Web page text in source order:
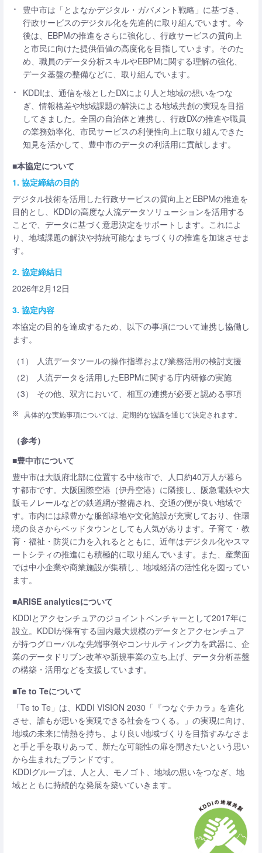
豊中市は「とよなかデジタル・ガバメント戦略」に基づき、
行政サービスのデジタル化を先進的に取り組んでいます。今
後は、EBPMの推進をさらに強化し、行政サービスの質向上
と市民に向けた提供価値の高度化を目指しています。そのた
め、職員のデータ分析スキルやEBPMに関する理解の強化、
データ基盤の整備などに、取り組んでいます。
KDDIは、通信を核としたDXにより人と地域の想いをつな
ぎ、情報格差や地域課題の解決による地域共創の実現を目指
してきました。全国の自治体と連携し、行政DXの推進や職員
の業務効率化、市民サービスの利便性向上に取り組んできた
知見を活かして、豊中市のデータの利活用に貢献します。
■本協定について
1. 協定締結の目的
デジタル技術を活用した行政サービスの質向上とEBPMの推進を
目的とし、KDDIの高度な人流データソリューションを活用する
ことで、データに基づく意思決定をサポートします。これによ
り、地域課題の解決や持続可能なまちづくりの推進を加速させま
す。
2. 協定締結日
2026年2月12日
3. 協定内容
本協定の目的を達成するため、以下の事項について連携し協働し
ます。
（1）
人流データツールの操作指導および業務活用の検討支援
（2）
人流データを活用したEBPMに関する庁内研修の実施
（3）
その他、双方において、相互の連携が必要と認める事項
具体的な実施事項については、定期的な協議を通じて決定されます。
（参考）
■豊中市について
豊中市は大阪府北部に位置する中核市で、人口約40万人が暮ら
す都市です。大阪国際空港（伊丹空港）に隣接し、阪急電鉄や大
阪モノレールなどの鉄道網が整備され、交通の便が良い地域で
す。市内には緑豊かな服部緑地や文化施設が充実しており、住環
境の良さからベッドタウンとしても人気があります。子育て・教
育・福祉・防災に力を入れるとともに、近年はデジタル化やスマ
ートシティの推進にも積極的に取り組んでいます。また、産業面
では中小企業や商業施設が集積し、地域経済の活性化を図ってい
ます。
■ARISE analyticsについて
KDDIとアクセンチュアのジョイントベンチャーとして2017年に
設立。KDDIが保有する国内最大規模のデータとアクセンチュア
が持つグローバルな先端事例やコンサルティング力を武器に、企
業のデータドリブン改革や新規事業の立ち上げ、データ分析基盤
の構築・活用などを支援しています。
■Te to Teについて
「Te to Te」は、KDDI VISION 2030「『つなぐチカラ』を進化
させ、誰もが思いを実現できる社会をつくる。」の実現に向け、
地域の未来に情熱を持ち、より良い地域づくりを目指すみなさま
と手と手を取りあって、新たな可能性の扉を開きたいという思い
から生まれたブランドです。
KDDIグループは、人と人、モノゴト、地域の思いをつなぎ、地
域とともに持続的な発展を築いていきます。